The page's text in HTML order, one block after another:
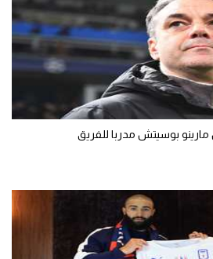
بوسيتش مدربا للفريق